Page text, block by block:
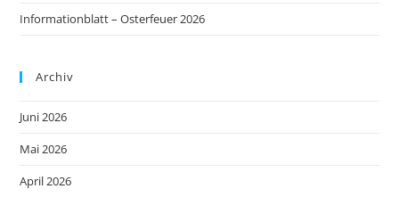
Informationblatt – Osterfeuer 2026
Archiv
Juni 2026
Mai 2026
April 2026